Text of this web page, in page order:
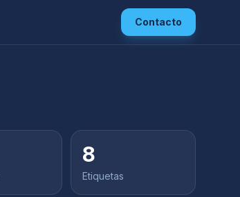
Contacto
8
Etiquetas